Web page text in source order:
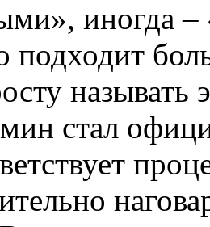
иногда
подходит
стал